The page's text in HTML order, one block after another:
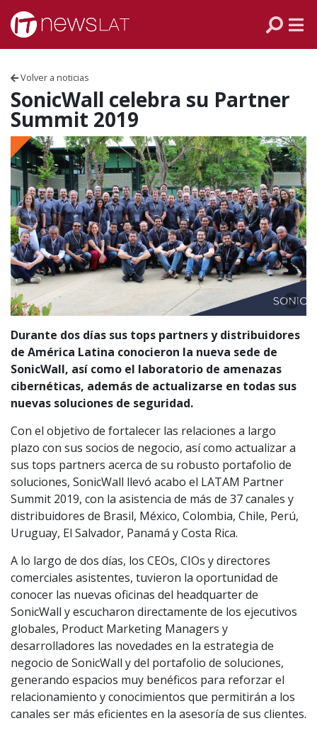
Skip to content
Volver a noticias
SonicWall celebra su Partner
Summit 2019
Durante dos días sus tops partners y distribuidores
de América Latina conocieron la nueva sede de
SonicWall, así como el laboratorio de amenazas
cibernéticas, además de actualizarse en todas sus
nuevas soluciones de seguridad.
Con el objetivo de fortalecer las relaciones a largo
plazo con sus socios de negocio, así como actualizar a
sus tops partners acerca de su robusto portafolio de
soluciones, SonicWall llevó acabo el LATAM Partner
Summit 2019, con la asistencia de más de 37 canales y
distribuidores de Brasil, México, Colombia, Chile, Perú,
Uruguay, El Salvador, Panamá y Costa Rica.
A lo largo de dos días, los CEOs, CIOs y directores
comerciales asistentes, tuvieron la oportunidad de
conocer las nuevas oficinas del headquarter de
SonicWall y escucharon directamente de los ejecutivos
globales, Product Marketing Managers y
desarrolladores las novedades en la estrategia de
negocio de SonicWall y del portafolio de soluciones,
generando espacios muy benéficos para reforzar el
relacionamiento y conocimientos que permitirán a los
canales ser más eficientes en la asesoría de sus clientes.
VENEZUELA
PERÚ
CHILE
ARGENTINA
MÉXICO